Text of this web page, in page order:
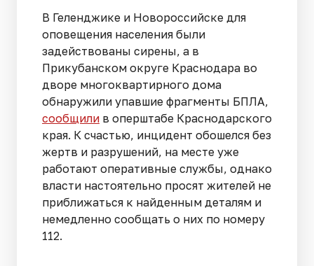
В Геленджике и Новороссийске для
оповещения населения были
задействованы сирены, а в
Прикубанском округе Краснодара во
дворе многоквартирного дома
обнаружили упавшие фрагменты БПЛА,
сообщили в оперштабе Краснодарского
края. К счастью, инцидент обошелся без
жертв и разрушений, на месте уже
работают оперативные службы, однако
власти настоятельно просят жителей не
приближаться к найденным деталям и
немедленно сообщать о них по номеру
112.